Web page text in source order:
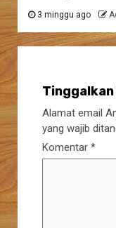
3 minggu ago
Tinggalkan
Alamat email
yang wajib
Komentar *